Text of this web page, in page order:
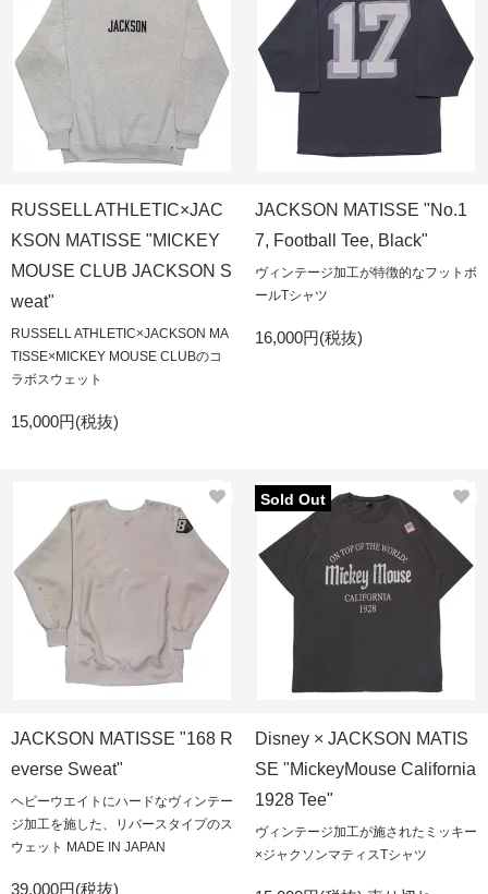
RUSSELL ATHLETIC×JAC
KSON MATISSE "MICKEY
MOUSE CLUB JACKSON S
weat"
RUSSELL ATHLETIC×JACKSON MA
TISSE×MICKEY MOUSE CLUBのコ
ラボスウェット
15,000円(税抜)
JACKSON MATISSE "No.1
7, Football Tee, Black"
ヴィンテージ加工が特徴的なフットボ
ールTシャツ
16,000円(税抜)
JACKSON MATISSE "168 R
everse Sweat"
ヘビーウエイトにハードなヴィンテー
ジ加工を施した、リバースタイプのス
ウェット MADE IN JAPAN
39,000円(税抜)
Sold Out
Disney × JACKSON MATIS
SE "MickeyMouse California
1928 Tee"
ヴィンテージ加工が施されたミッキー
×ジャクソンマティスTシャツ